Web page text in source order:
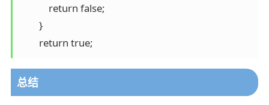
            return false;
        }
        return true;
总结